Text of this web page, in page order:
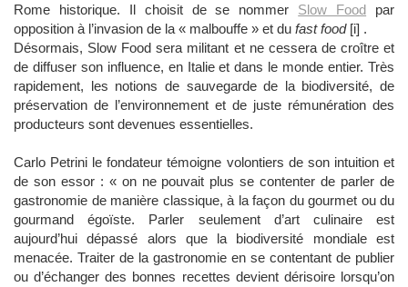
Rome historique. Il choisit de se nommer Slow Food par
opposition à l’invasion de la « malbouffe » et du fast food [i] .
Désormais, Slow Food sera militant et ne cessera de croître et
de diffuser son influence, en Italie et dans le monde entier. Très
rapidement, les notions de sauvegarde de la biodiversité, de
préservation de l’environnement et de juste rémunération des
producteurs sont devenues essentielles.
Carlo Petrini le fondateur témoigne volontiers de son intuition et
de son essor : « on ne pouvait plus se contenter de parler de
gastronomie de manière classique, à la façon du gourmet ou du
gourmand égoïste. Parler seulement d’art culinaire est
aujourd’hui dépassé alors que la biodiversité mondiale est
menacée. Traiter de la gastronomie en se contentant de publier
ou d’échanger des bonnes recettes devient dérisoire lorsqu’on